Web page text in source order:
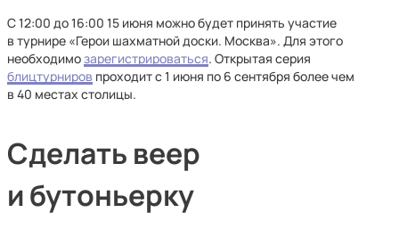
С 12:00 до 16:00 15 июня можно будет принять участие
в турнире «Герои шахматной доски. Москва». Для этого
необходимозарегистрироваться. Открытая серия
блицтурниров проходит с 1 июня по 6 сентября более чем
в 40 местах столицы.
Сделать веер
и бутоньерку